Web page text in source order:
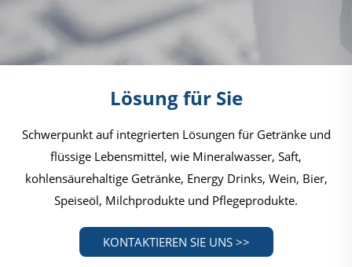
Lösung für Sie
Schwerpunkt auf integrierten Lösungen für Getränke und
flüssige Lebensmittel, wie Mineralwasser, Saft,
kohlensäurehaltige Getränke, Energy Drinks, Wein, Bier,
Speiseöl, Milchprodukte und Pflegeprodukte.
KONTAKTIEREN SIE UNS >>